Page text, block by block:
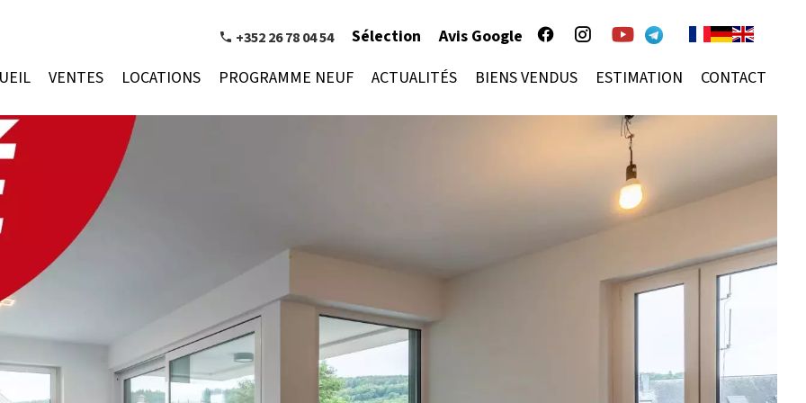
+352 26 78 04 54 Sélection
Avis Google
VENTES LOCATIONS PROGRAMME NEUF ACTUALITÉS BIENS VENDUS ESTIMATION CONTACT